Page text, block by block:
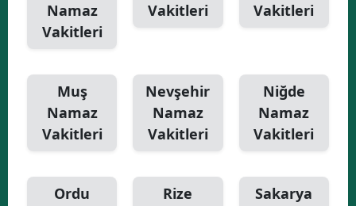
Namaz
Vakitleri
Vakitleri
Vakitleri
Muş
Namaz
Vakitleri
Nevşehir
Namaz
Vakitleri
Niğde
Namaz
Vakitleri
Ordu
Rize
Sakarya